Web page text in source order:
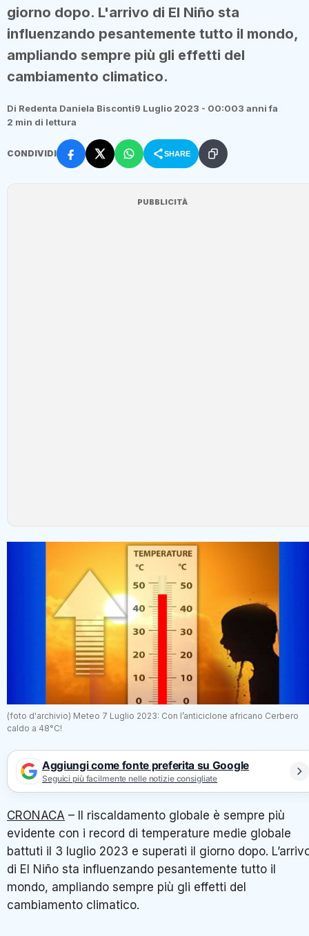
giorno dopo. L'arrivo di El Niño sta
influenzando pesantemente tutto il mondo,
ampliando sempre più gli effetti del
cambiamento climatico.
Di Redenta Daniela Bisconti9 Luglio 2023 - 00:003 anni fa
2 min di lettura
CONDIVIDI SHARE
PUBBLICITÀ
(foto d'archivio) Meteo 7 Luglio 2023: Con l’anticiclone africano Cerbero
caldo a 48°C!
Aggiungi come fonte preferita su Google
Seguici più facilmente nelle notizie consigliate
CRONACA – Il riscaldamento globale è sempre più
evidente con i record di temperature medie globale
battuti il 3 luglio 2023 e superati il giorno dopo.
di El Niño sta influenzando pesantemente tutto il
mondo, ampliando sempre più gli effetti del
cambiamento climatico.